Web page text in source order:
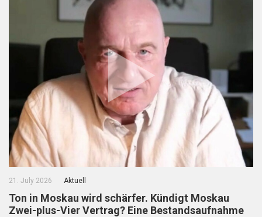
21. July 2026 Aktuell
Ton in Moskau wird schärfer. Kündigt Moskau
Zwei-plus-Vier Vertrag? Eine Bestandsaufnahme